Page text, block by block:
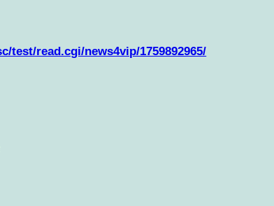
test/read.cgi/news4vip/1759892965/